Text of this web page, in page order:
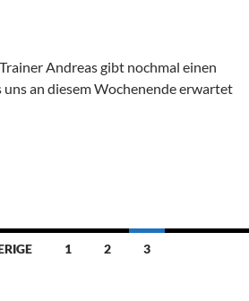
Andreas gibt nochmal einen
uns an diesem Wochenende erwartet
für Kopf und Beine
1 2 3